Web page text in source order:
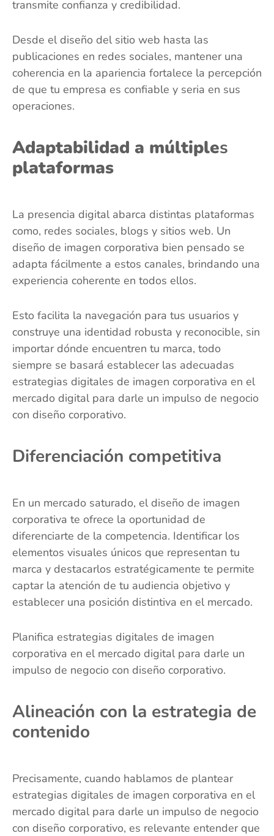
transmite confianza y credibilidad.
Desde el diseño del sitio web hasta las
publicaciones en redes sociales, mantener una
coherencia en la apariencia fortalece la percepción
de que tu empresa es confiable y seria en sus
operaciones.
Adaptabilidad a múltiples
plataformas
La presencia digital abarca distintas plataformas
como, redes sociales, blogs y sitios web. Un
diseño de imagen corporativa bien pensado se
adapta fácilmente a estos canales, brindando una
experiencia coherente en todos ellos.
Esto facilita la navegación para tus usuarios y
construye una identidad robusta y reconocible, sin
importar dónde encuentren tu marca, todo
siempre se basará establecer las adecuadas
estrategias digitales de imagen corporativa en el
mercado digital para darle un impulso de negocio
con diseño corporativo.
Diferenciación competitiva
En un mercado saturado, el diseño de imagen
corporativa te ofrece la oportunidad de
diferenciarte de la competencia. Identificar los
elementos visuales únicos que representan tu
marca y destacarlos estratégicamente te permite
captar la atención de tu audiencia objetivo y
establecer una posición distintiva en el mercado.
Planifica estrategias digitales de imagen
corporativa en el mercado digital para darle un
impulso de negocio con diseño corporativo.
Alineación con la estrategia de
contenido
Precisamente, cuando hablamos de plantear
estrategias digitales de imagen corporativa en el
mercado digital para darle un impulso de negocio
con diseño corporativo, es relevante entender que